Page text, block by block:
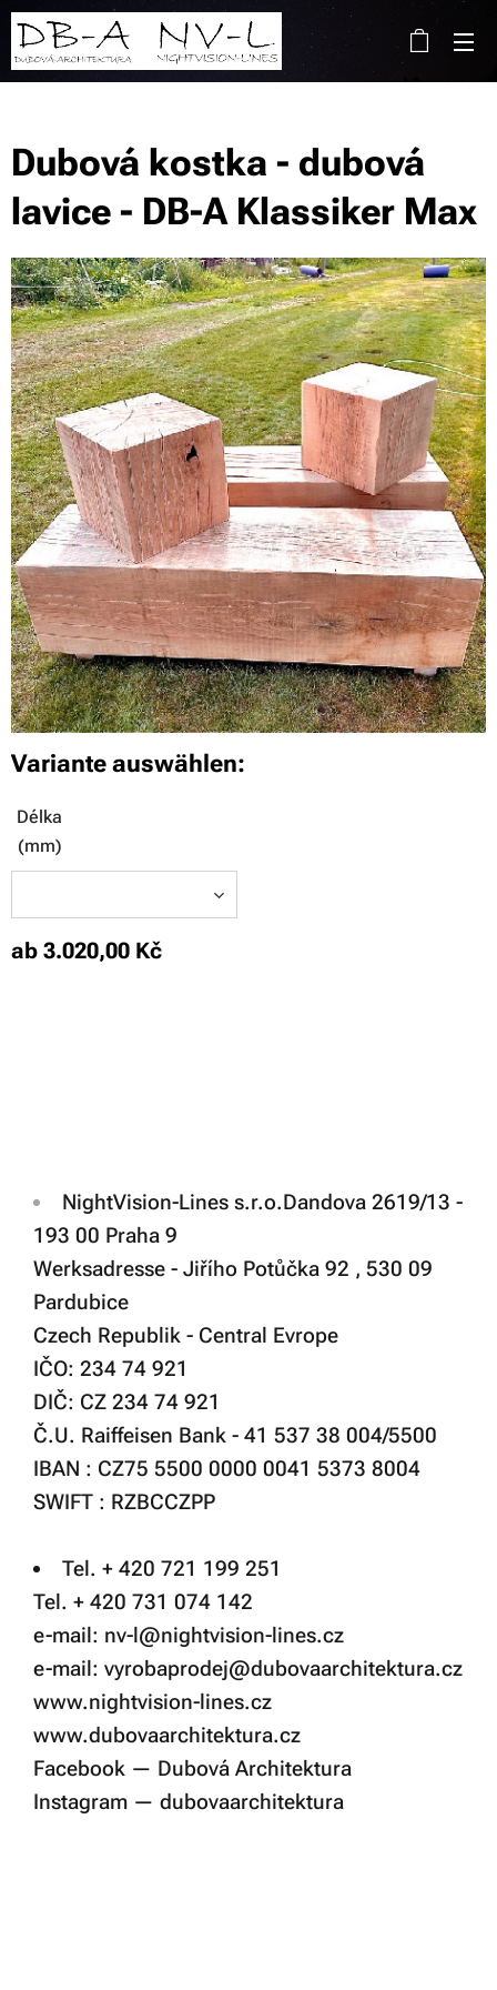
Dubová kostka - dubová
lavice - DB-A Klassiker Max
Variante auswählen:
Délka
(mm)
ab 3.020,00 Kč
NightVision-Lines s.r.o.Dandova 2619/13 -
193 00 Praha 9
Werksadresse - Jiřího Potůčka 92 , 530 09
Pardubice
Czech Republik - Central Evrope
IČO: 234 74 921
DIČ: CZ 234 74 921
Č.U. Raiffeisen Bank - 41 537 38 004/5500
IBAN : CZ75 5500 0000 0041 5373 8004
SWIFT : RZBCCZPP
Tel. + 420 721 199 251
Tel. + 420 731 074 142
e-mail: nv-l@nightvision-lines.cz
e-mail: vyrobaprodej@dubovaarchitektura.cz
www.nightvision-lines.cz
www.dubovaarchitektura.cz
Facebook — Dubová Architektura
Instagram — dubovaarchitektura